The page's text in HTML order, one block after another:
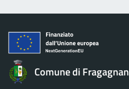
Comune di